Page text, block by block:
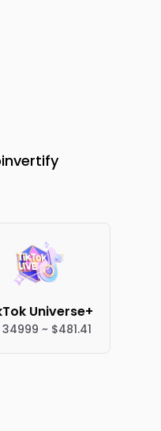
Universe+
34999 ~ $481.41